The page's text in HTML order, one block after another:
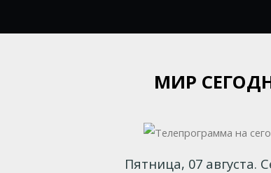
МИР
Пятница, 07 августа.